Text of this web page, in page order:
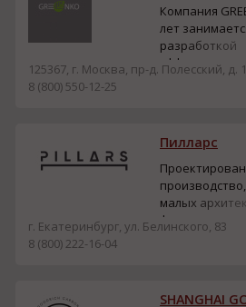
Компания
лет
разработкой
эффективных
препаратов
производит
собственных
лабораториях
территории
Федерации. Вся
125367, г. Москва, пр-д. Полесский, д.
8 (800) 550-12-25
Пилларс
малых
форм для
г. Екатеринбург, ул. Белинского, 83
8 (800) 222-16-04
SHANGHAI